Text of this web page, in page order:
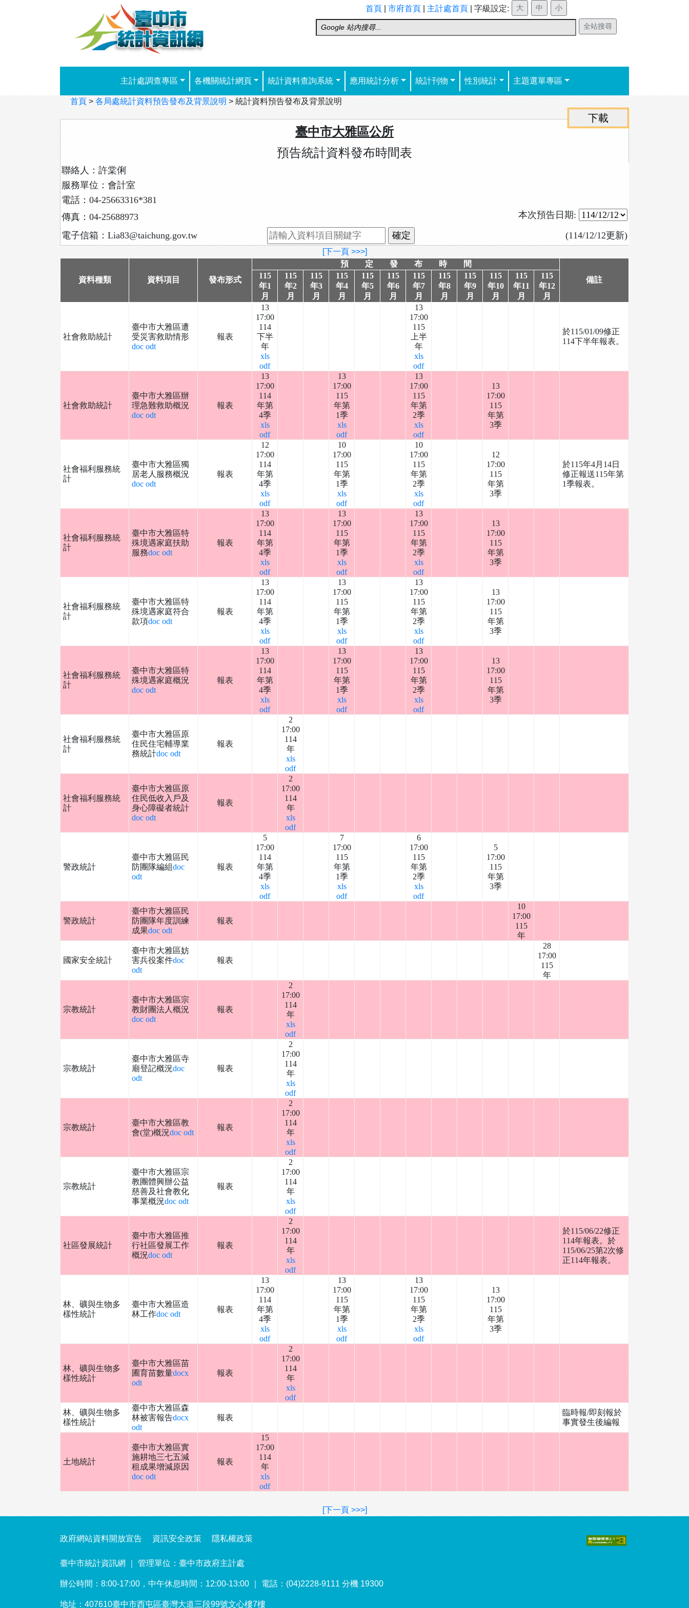
首頁| 市府首頁| 主計處首頁| 字級設定:
主計處調查專區 各機關統計網頁 統計資料查詢系統 應用統計分析 統計刊物 性別統計 主題選單專區
首頁 > 各局處統計資料預告發布及背景說明 > 統計資料預告發布及背景說明
臺中市大雅區公所
預告統計資料發布時間表
聯絡人：許棠俐
服務單位：會計室
電話：04-25663316*381
傳真：04-25688973
本次預告日期:
電子信箱：Lia83@taichung.gov.tw
(114/12/12更新)
[下一頁 >>>]
資料種類 資料項目 發布形式
預 定 發 布 時 間
備註
115
年1
月
115
年2
月
115
年3
月
115
年4
月
115
年5
月
115
年6
月
115
年7
月
115
年8
月
115
年9
月
115
年10
月
115
年11
月
115
年12
月
社會救助統計
臺中市大雅區遭
受災害救助情形
doc odt
報表
13
17:00
114
下半
年
xls
odf
13
17:00
115
上半
年
xls
odf
於115/01/09修正
114下半年報表。
社會救助統計
臺中市大雅區辦
理急難救助概況
doc odt
報表
13
17:00
114
年第
4季
xls
odf
13
17:00
115
年第
1季
xls
odf
13
17:00
115
年第
2季
xls
odf
13
17:00
115
年第
3季
社會福利服務統
計
臺中市大雅區獨
居老人服務概況
doc odt
報表
12
17:00
114
年第
4季
xls
odf
10
17:00
115
年第
1季
xls
odf
10
17:00
115
年第
2季
xls
odf
12
17:00
115
年第
3季
於115年4月14日
修正報送115年第
1季報表。
社會福利服務統
計
臺中市大雅區特
殊境遇家庭扶助
服務doc odt
報表
13
17:00
114
年第
4季
xls
odf
13
17:00
115
年第
1季
xls
odf
13
17:00
115
年第
2季
xls
odf
13
17:00
115
年第
3季
社會福利服務統
計
臺中市大雅區特
殊境遇家庭符合
款項doc odt
報表
13
17:00
114
年第
4季
xls
odf
13
17:00
115
年第
1季
xls
odf
13
17:00
115
年第
2季
xls
odf
13
17:00
115
年第
3季
社會福利服務統
計
臺中市大雅區特
殊境遇家庭概況
doc odt
報表
13
17:00
114
年第
4季
xls
odf
13
17:00
115
年第
1季
xls
odf
13
17:00
115
年第
2季
xls
odf
13
17:00
115
年第
3季
社會福利服務統
計
臺中市大雅區原
住民住宅輔導業
務統計doc odt
報表
2
17:00
114
年
xls
odf
社會福利服務統
計
臺中市大雅區原
住民低收入戶及
身心障礙者統計
doc odt
報表
2
17:00
114
年
xls
odf
警政統計
臺中市大雅區民
防團隊編組doc
odt
報表
5
17:00
114
年第
4季
xls
odf
7
17:00
115
年第
1季
xls
odf
6
17:00
115
年第
2季
xls
odf
5
17:00
115
年第
3季
警政統計
臺中市大雅區民
防團隊年度訓練
成果doc odt
報表
10
17:00
115
年
國家安全統計
臺中市大雅區妨
害兵役案件doc
odt
報表
28
17:00
115
年
宗教統計
臺中市大雅區宗
教財團法人概況
doc odt
報表
2
17:00
114
年
xls
odf
宗教統計
臺中市大雅區寺
廟登記概況doc
odt
報表
2
17:00
114
年
xls
odf
宗教統計
臺中市大雅區教
會(堂)概況doc odt
報表
2
17:00
114
年
xls
odf
宗教統計
臺中市大雅區宗
教團體興辦公益
慈善及社會教化
事業概況doc odt
報表
2
17:00
114
年
xls
odf
社區發展統計
臺中市大雅區推
行社區發展工作
概況doc odt
報表
2
17:00
114
年
xls
odf
於115/06/22修正
114年報表。於
115/06/25第2次修
正114年報表。
林、礦與生物多
樣性統計
臺中市大雅區造
林工作doc odt
報表
13
17:00
114
年第
4季
xls
odf
13
17:00
115
年第
1季
xls
odf
13
17:00
115
年第
2季
xls
odf
13
17:00
115
年第
3季
林、礦與生物多
樣性統計
臺中市大雅區苗
圃育苗數量docx
odt
報表
2
17:00
114
年
xls
odf
林、礦與生物多
樣性統計
臺中市大雅區森
林被害報告docx
odt
報表
臨時報/即刻報於
事實發生後編報
土地統計
臺中市大雅區實
施耕地三七五減
租成果增減原因
doc odt
報表
15
17:00
114
年
xls
odf
[下一頁 >>>]
政府網站資料開放宣告 資訊安全政策 隱私權政策
臺中市統計資訊網 ｜ 管理單位：臺中市政府主計處
辦公時間：8:00-17:00，中午休息時間：12:00-13:00 ｜ 電話：(04)2228-9111 分機 19300
地址：407610臺中市西屯區臺灣大道三段99號文心樓7樓